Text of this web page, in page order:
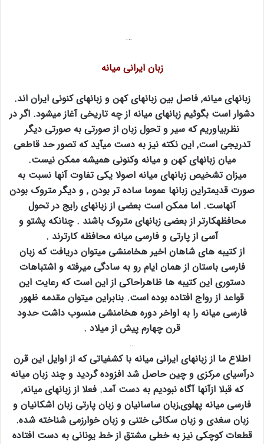
…
زبان ایرانی میانه
زبانهای میانه‚ فاصل بین زبانهای کهن و زبانهای کنونی ایران اند.
دشوار است بگوئیم زبانهای میانه از چه تاریخی آغاز میشود. اگر در
نظربیاوریم که سیر و تحول زبان از صورتی به صورتی دیگر
تدریجی است‚ این نکته نیز به دست میآید که تصور حد قاطعی
میان زبانهای کهن و میانه وکنونی همیشه ممکن نیست.
میزان تشخیص زبانهای میانه اصولا یکی تفاوت آنها نسبت به
صورت قدیمتراین زبانها عموما ساده تر بودن ‚ و دیگر متروک بودن
آنهاست. اما ممکن است بعضی از زبانهای رایج در تحول
محافظهکارتر از بعضی زبانهای متروک باشند . چنانکه پشتو و
آسی از پارتی و فارسی میانه محافظه کارترند .
از کتیبه های شاهان اخیر هخامنشی میتوان دریافت که زبان
فارسی باستان از همان ایام رو به سادگی میرفته و اشتباهات
دستوری این کتیبه ها ظاهراحاکی از این است که رعایت این
قواعد از رواج افتاده بوده است. بنابراین میتوان مقدمه ظهور
فارسی میانه را به اواخر دوره هخامنشی منسوب داشت حدود
قرن چهارم پیش از میلاد .
…
اطلاع ما از زبانهای ایرانی میانه با کشفیاتی که از اوایل این قرن
درآسیای مرکزی و چین حاصل شد افزوده گردید و چند زبان میانه
که قبلا ازآنها آگاه نبودیم به دست آمد. فعلا از زبانهای میانه‚
فارسی میانه پهلوی‚زبان ساسانیان و زبان پارتی زبان اشکانیان و
زبان سغدی و زبان سکائی ختنی و زبان خوارزمی شناخته شده.
قطعات کوچکی نیز به خطی مشتق از خط یونانی به دست افتاده